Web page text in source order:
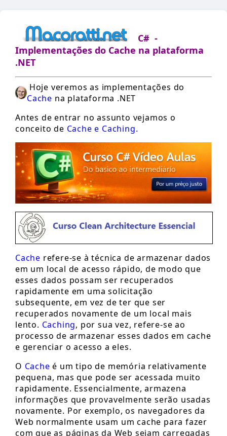
C# -
Implementações do Cache na plataforma
.NET
Hoje veremos as implementações do
Cache na plataforma .NET
Antes de entrar no assunto vejamos o
conceito de Cache e Caching.
Cache refere-se à técnica de armazenar dados
em um local de acesso rápido, de modo que
esses dados possam ser recuperados
rapidamente em uma solicitação
subsequente, em vez de ter que ser
recuperados novamente de um local mais
lento. Caching, por sua vez, refere-se ao
processo de armazenar esses dados em cache
e gerenciar o acesso a eles.
O Cache é um tipo de memória relativamente
pequena, mas que pode ser acessada muito
rapidamente. Essencialmente, armazena
informações que provavelmente serão usadas
novamente. Por exemplo, os navegadores da
Web normalmente usam um cache para fazer
com que as páginas da Web sejam carregadas